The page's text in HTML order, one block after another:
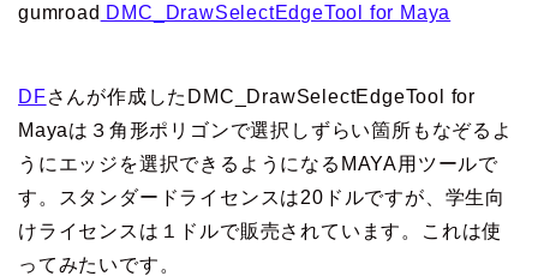
gumroad DMC_DrawSelectEdgeTool for Maya
DFさんが作成したDMC_DrawSelectEdgeTool for
Mayaは３角形ポリゴンで選択しずらい箇所もなぞるよ
うにエッジを選択できるようになるMAYA用ツールで
す。スタンダードライセンスは20ドルですが、学生向
けライセンスは１ドルで販売されています。これは使
ってみたいです。